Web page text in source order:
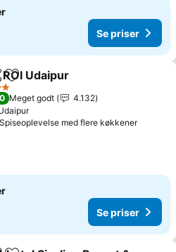
Se priser
Føj til favoritter
ROI Udaipur
Meget godt
4.132
Spiseoplevelse med flere køkkener
Se priser